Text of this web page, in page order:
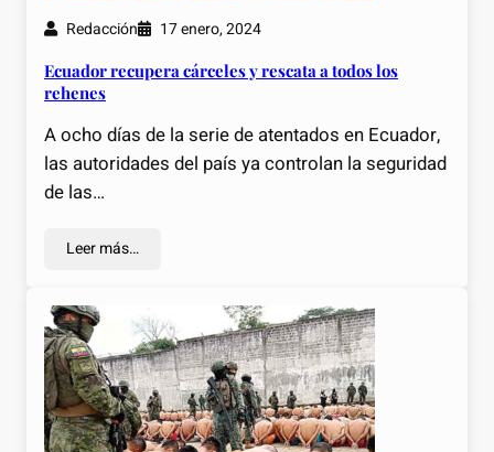
Redacción 17 enero, 2024
Ecuador recupera cárceles y rescata a todos los
rehenes
A ocho días de la serie de atentados en Ecuador,
las autoridades del país ya controlan la seguridad
de las…
Leer más…